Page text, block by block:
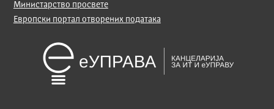
Министарство просвете
Европски портал отворених података